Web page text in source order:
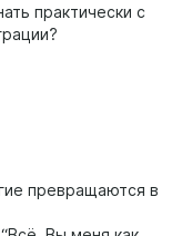
практически с
превращаются в